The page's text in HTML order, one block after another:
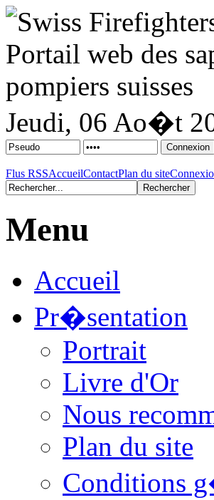
Jeudi, 06 Ao�t
Flus RSSAccueilContactPlan du site
Menu
Accueil
Pr�sentation
Portrait
Livre d'Or
Nous
Plan du site
Conditions